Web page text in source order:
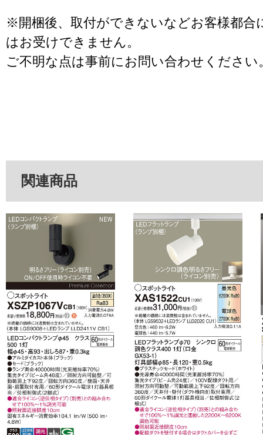
※開梱後、取付ができないなどお客様都合
はお受けできません。
ご不明な点は事前にお問い合わせください
関連商品